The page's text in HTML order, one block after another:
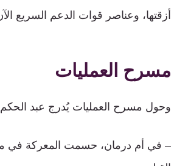
أزقتها، وعناصر قوات الدعم السريع
مسرح العمليات
وحول مسرح العمليات يُدرج عبد الحكم
– في أم درمان، حسمت المعركة في